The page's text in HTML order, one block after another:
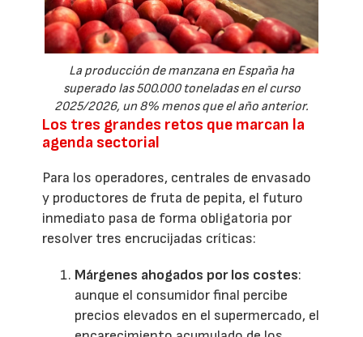
La producción de manzana en España ha
superado las 500.000 toneladas en el curso
2025/2026, un 8% menos que el año anterior.
Los tres grandes retos que marcan la
agenda sectorial
Para los operadores, centrales de envasado
y productores de fruta de pepita, el futuro
inmediato pasa de forma obligatoria por
resolver tres encrucijadas críticas:
Márgenes ahogados por los costes:
aunque el consumidor final percibe
precios elevados en el supermercado, el